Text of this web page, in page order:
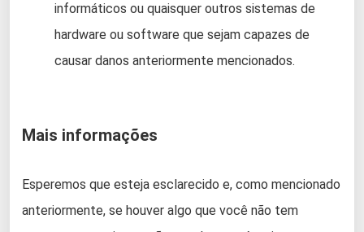
informáticos ou quaisquer outros sistemas de
hardware ou software que sejam capazes de
causar danos anteriormente mencionados.
Mais informações
Esperemos que esteja esclarecido e, como mencionado
anteriormente, se houver algo que você não tem